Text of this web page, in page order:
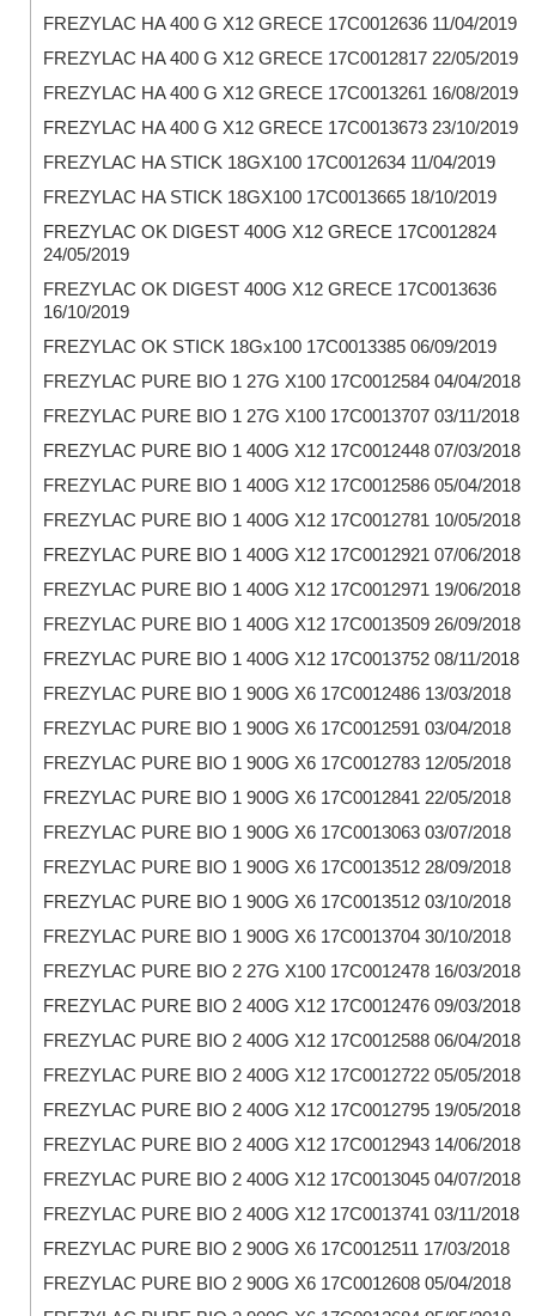
FREZYLAC HA 400 G X12 GRECE 17C0012636 11/04/2019
FREZYLAC HA 400 G X12 GRECE 17C0012817 22/05/2019
FREZYLAC HA 400 G X12 GRECE 17C0013261 16/08/2019
FREZYLAC HA 400 G X12 GRECE 17C0013673 23/10/2019
FREZYLAC HA STICK 18GX100 17C0012634 11/04/2019
FREZYLAC HA STICK 18GX100 17C0013665 18/10/2019
FREZYLAC OK DIGEST 400G X12 GRECE 17C0012824
24/05/2019
FREZYLAC OK DIGEST 400G X12 GRECE 17C0013636
16/10/2019
FREZYLAC OK STICK 18Gx100 17C0013385 06/09/2019
FREZYLAC PURE BIO 1 27G X100 17C0012584 04/04/2018
FREZYLAC PURE BIO 1 27G X100 17C0013707 03/11/2018
FREZYLAC PURE BIO 1 400G X12 17C0012448 07/03/2018
FREZYLAC PURE BIO 1 400G X12 17C0012586 05/04/2018
FREZYLAC PURE BIO 1 400G X12 17C0012781 10/05/2018
FREZYLAC PURE BIO 1 400G X12 17C0012921 07/06/2018
FREZYLAC PURE BIO 1 400G X12 17C0012971 19/06/2018
FREZYLAC PURE BIO 1 400G X12 17C0013509 26/09/2018
FREZYLAC PURE BIO 1 400G X12 17C0013752 08/11/2018
FREZYLAC PURE BIO 1 900G X6 17C0012486 13/03/2018
FREZYLAC PURE BIO 1 900G X6 17C0012591 03/04/2018
FREZYLAC PURE BIO 1 900G X6 17C0012783 12/05/2018
FREZYLAC PURE BIO 1 900G X6 17C0012841 22/05/2018
FREZYLAC PURE BIO 1 900G X6 17C0013063 03/07/2018
FREZYLAC PURE BIO 1 900G X6 17C0013512 28/09/2018
FREZYLAC PURE BIO 1 900G X6 17C0013512 03/10/2018
FREZYLAC PURE BIO 1 900G X6 17C0013704 30/10/2018
FREZYLAC PURE BIO 2 27G X100 17C0012478 16/03/2018
FREZYLAC PURE BIO 2 400G X12 17C0012476 09/03/2018
FREZYLAC PURE BIO 2 400G X12 17C0012588 06/04/2018
FREZYLAC PURE BIO 2 400G X12 17C0012722 05/05/2018
FREZYLAC PURE BIO 2 400G X12 17C0012795 19/05/2018
FREZYLAC PURE BIO 2 400G X12 17C0012943 14/06/2018
FREZYLAC PURE BIO 2 400G X12 17C0013045 04/07/2018
FREZYLAC PURE BIO 2 400G X12 17C0013741 03/11/2018
FREZYLAC PURE BIO 2 900G X6 17C0012511 17/03/2018
FREZYLAC PURE BIO 2 900G X6 17C0012608 05/04/2018